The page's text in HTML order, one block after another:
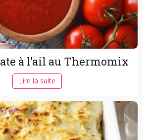
à l’ail au Thermomix
Lire la suite